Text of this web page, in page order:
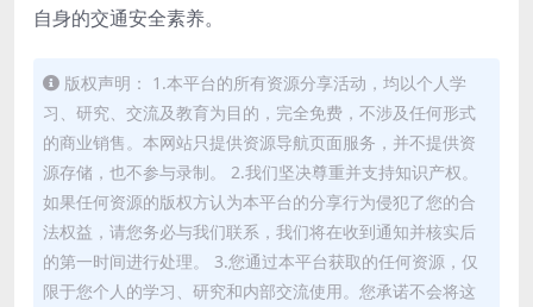
自身的交通安全素养。
版权声明： 1.本平台的所有资源分享活动，均以个人学
习、研究、交流及教育为目的，完全免费，不涉及任何形式
的商业销售。本网站只提供资源导航页面服务，并不提供资
源存储，也不参与录制。 2.我们坚决尊重并支持知识产权。
如果任何资源的版权方认为本平台的分享行为侵犯了您的合
法权益，请您务必与我们联系，我们将在收到通知并核实后
的第一时间进行处理。 3.您通过本平台获取的任何资源，仅
限于您个人的学习、研究和内部交流使用。您承诺不会将这